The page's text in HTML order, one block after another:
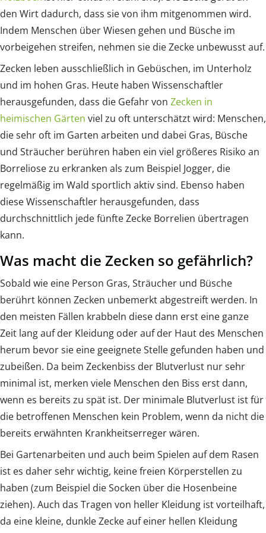
den Wirt dadurch, dass sie von ihm mitgenommen wird.
Indem Menschen über Wiesen gehen und Büsche im
vorbeigehen streifen, nehmen sie die Zecke unbewusst auf.
Zecken leben ausschließlich in Gebüschen, im Unterholz
und im hohen Gras. Heute haben Wissenschaftler
herausgefunden, dass die Gefahr von Zecken in
heimischen Gärten viel zu oft unterschätzt wird: Menschen,
die sehr oft im Garten arbeiten und dabei Gras, Büsche
und Sträucher berühren haben ein viel größeres Risiko an
Borreliose zu erkranken als zum Beispiel Jogger, die
regelmäßig im Wald sportlich aktiv sind. Ebenso haben
diese Wissenschaftler herausgefunden, dass
durchschnittlich jede fünfte Zecke Borrelien übertragen
kann.
Was macht die Zecken so gefährlich?
Sobald wie eine Person Gras, Sträucher und Büsche
berührt können Zecken unbemerkt abgestreift werden. In
den meisten Fällen krabbeln diese dann erst eine ganze
Zeit lang auf der Kleidung oder auf der Haut des Menschen
herum bevor sie eine geeignete Stelle gefunden haben und
zubeißen. Da beim Zeckenbiss der Blutverlust nur sehr
minimal ist, merken viele Menschen den Biss erst dann,
wenn es bereits zu spät ist. Der minimale Blutverlust ist für
die betroffenen Menschen kein Problem, wenn da nicht die
bereits erwähnten Krankheitserreger wären.
Bei Gartenarbeiten und auch beim Spielen auf dem Rasen
ist es daher sehr wichtig, keine freien Körperstellen zu
haben (zum Beispiel die Socken über die Hosenbeine
ziehen). Auch das Tragen von heller Kleidung ist vorteilhaft,
da eine kleine, dunkle Zecke auf einer hellen Kleidung